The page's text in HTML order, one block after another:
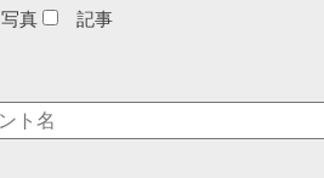
写真 記事